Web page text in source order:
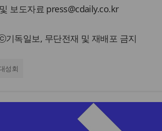
보도자료 press@cdaily.co.kr
독일보, 무단전재 및 재배포 금지
성회